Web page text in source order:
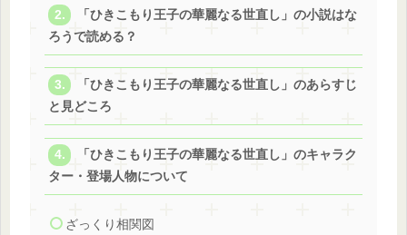
「ひきこもり王子の華麗なる世直し」の小説はな
ろうで読める？
「ひきこもり王子の華麗なる世直し」のあらすじ
と見どころ
「ひきこもり王子の華麗なる世直し」のキャラク
ター・登場人物について
ざっくり相関図